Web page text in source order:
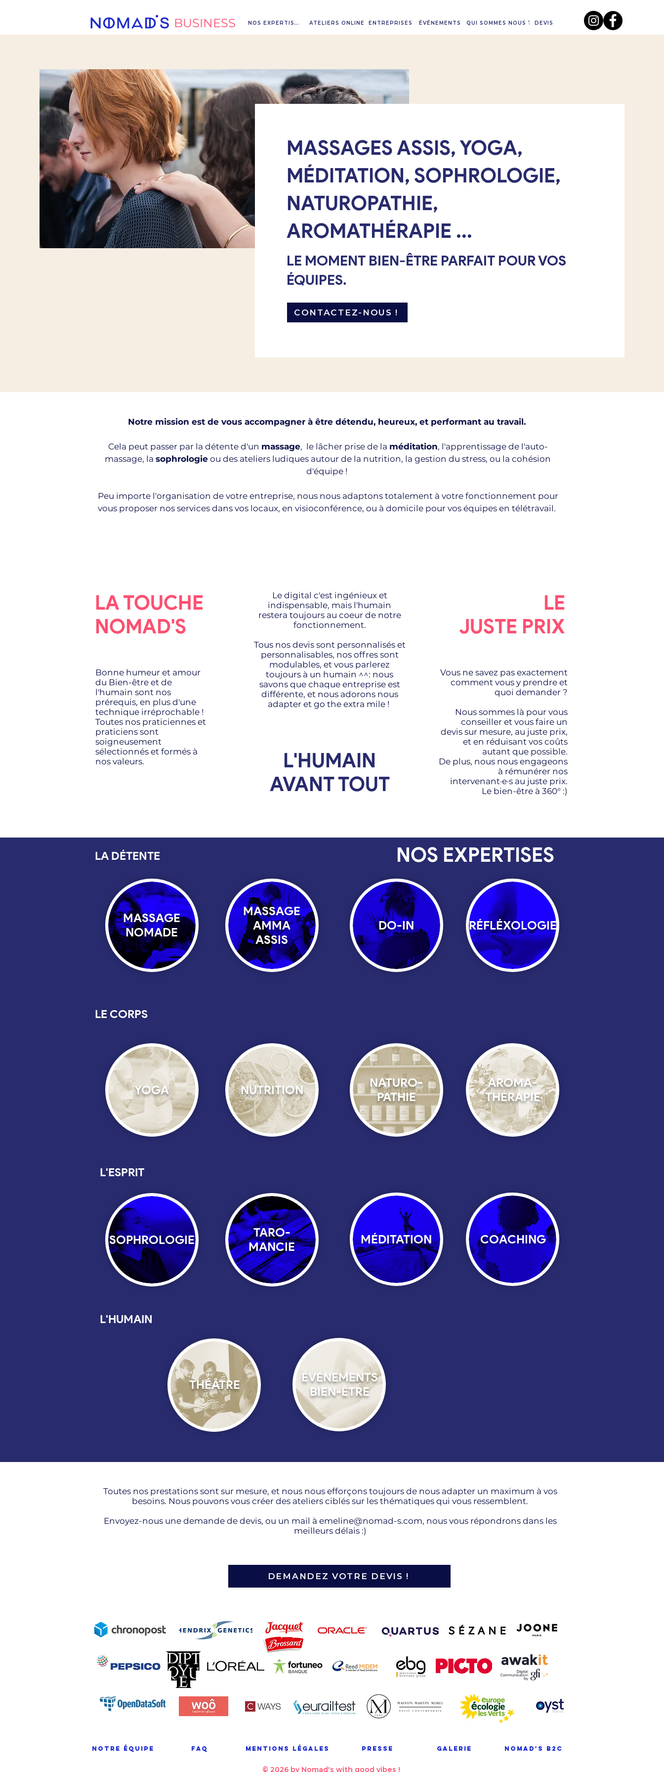
BUSINESS NOS EXPERTISES ATELIERS ONLINE ENTREPRISES ÉVÉNEMENTS QUI SOMMES NOUS ? DEVIS
MASSAGES ASSIS, YOGA,
MÉDITATION, SOPHROLOGIE,
NATUROPATHIE,
AROMATHÉRAPIE ...
LE MOMENT BIEN-ÊTRE PARFAIT POUR VOS
ÉQUIPES.
CONTACTEZ-NOUS !
Notre mission est de vous accompagner à être détendu, heureux, et performant au travail.
Cela peut passer par la détented'un massage, le lâcher prise de la méditation, l'apprentissage de l'auto-
massage, la sophrologie ou des ateliers ludiques autour de la nutrition, la gestion du stress, ou la cohésion
d'équipe !
Peu importe l'organisation de votre entreprise, nous nous adaptons totalement à votre fonctionnement pour
vous proposer nos services dans vos locaux, en visioconférence, ou à domicile pour vos équipes en télétravail.
LA TOUCHE
NOMAD'S
Bonne humeur et amour
du Bien-être et de
l'humain sont nos
prérequis, en plus d'une
technique irréprochable !
Toutes nos praticiennes et
praticiens sont
soigneusement
sélectionnés et formés à
nos valeurs.
Le digital c'est ingénieux et
indispensable, mais l'humain
restera toujours au coeur de notre
fonctionnement.
Tous nos devis sont personnalisés et
personnalisables, nos offres sont
modulables, et vous parlerez
toujours à un humain ^^: nous
savons que chaque entreprise est
différente, et nous adorons nous
adapter et go the extra mile !
L'HUMAIN
AVANT TOUT
LE
JUSTE PRIX
Vous ne savez pas exactement
comment vous y prendre et
quoi demander ?
Nous sommes là pour vous
conseiller et vous faire un
devis sur mesure, au juste prix,
et en réduisant vos coûts
autant que possible.
De plus, nous nous engageons
à rémunérer nos
intervenant·e·s au juste prix.
Le bien-être à 360° :)
LA DÉTENTE
MASSAGE
NOMADE
MASSAGE
AMMA
ASSIS
NOS EXPERTISES
DO-IN RÉFLÉXOLOGIE
LE CORPS
YOGA NUTRITION
NATURO-
PATHIE
AROMA-
THÉRAPIE
L'ESPRIT
SOPHROLOGIE
TARO-
MANCIE
MÉDITATION COACHING
L'HUMAIN
THÉÂTRE
ÉVÉNEMENTS
BIEN-ÊTRE
Toutes nos prestations sont sur mesure, et nous nous efforçons toujours de nous adapter un maximum à vos
besoins. Nous pouvons vous créer des ateliers ciblés sur les thématiques qui vous ressemblent.
Envoyez-nous une demande de devis, ou un mail à emeline@nomad-s.com, nous vous répondrons dans les
meilleurs délais :)
DEMANDEZ VOTRE DEVIS !
Notre équipe FAQ Mentions légales Presse Galerie NOMAD'S B2C
© 2026 by Nomad's with good vibes !